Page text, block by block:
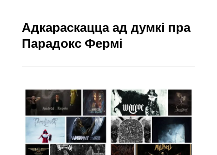
Адкараскацца ад думкі пра
Парадокс Фермі